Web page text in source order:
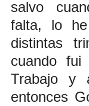
salvo
falta, lo
distintas
cuando fui
Trabajo y
entonces